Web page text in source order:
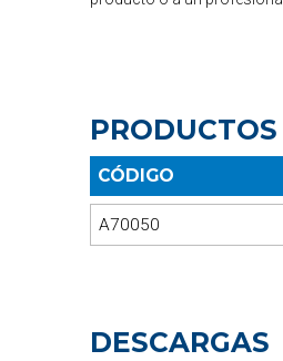
PRODUCTOS
CÓDIGO
A70050
DESCARGAS